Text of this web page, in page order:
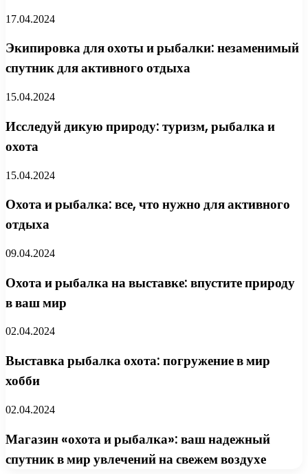
17.04.2024
Экипировка для охоты и рыбалки: незаменимый
спутник для активного отдыха
15.04.2024
Исследуй дикую природу: туризм, рыбалка и
охота
15.04.2024
Охота и рыбалка: все, что нужно для активного
отдыха
09.04.2024
Охота и рыбалка на выставке: впустите природу
в ваш мир
02.04.2024
Выставка рыбалка охота: погружение в мир
хобби
02.04.2024
Магазин «охота и рыбалка»: ваш надежный
спутник в мир увлечений на свежем воздухе